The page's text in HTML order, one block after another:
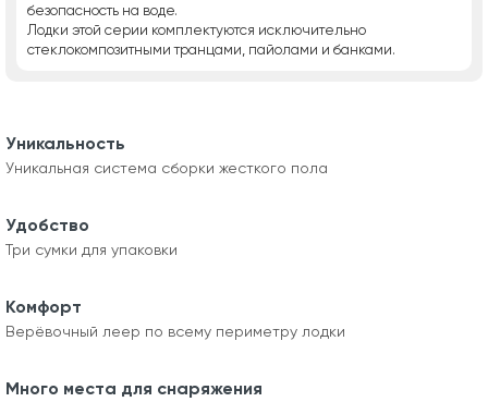
безопасность на воде.
Лодки этой серии комплектуются исключительно
стеклокомпозитными транцами, пайолами и банками.
Уникальность
Уникальная система сборки жесткого пола
Удобство
Три сумки для упаковки
Комфорт
Верёвочный леер по всему периметру лодки
Много места для снаряжения